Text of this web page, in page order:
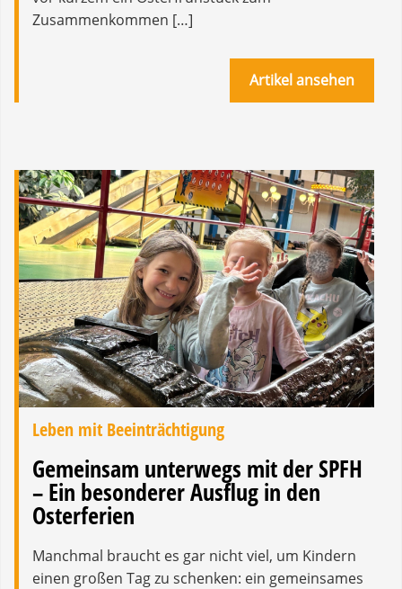
Zusammenkommen […]
Artikel ansehen
Leben mit Beeinträchtigung
Gemeinsam unterwegs mit der SPFH
– Ein besonderer Ausflug in den
Osterferien
Manchmal braucht es gar nicht viel, um Kindern
einen großen Tag zu schenken: ein gemeinsames